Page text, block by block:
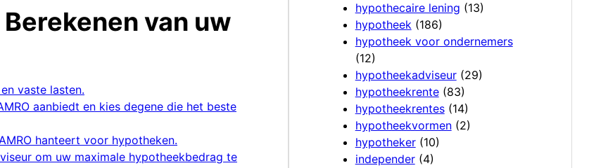
van uw
vaste lasten.
aanbiedt en kies degene die het beste
hanteert voor hypotheken.
om uw maximale hypotheekbedrag te
hypothecaire lening (13)
hypotheek(186)
hypotheek voor ondernemers
(12)
hypotheekadviseur(29)
hypotheekrente(83)
hypotheekrentes(14)
hypotheekvormen(2)
hypotheker(10)
independer(4)